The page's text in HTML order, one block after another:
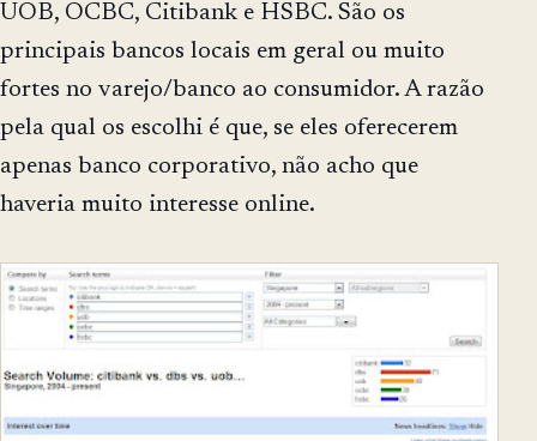
UOB, OCBC, Citibank e HSBC. São os
principais bancos locais em geral ou muito
fortes no varejo/banco ao consumidor. A razão
pela qual os escolhi é que, se eles oferecerem
apenas banco corporativo, não acho que
haveria muito interesse online.